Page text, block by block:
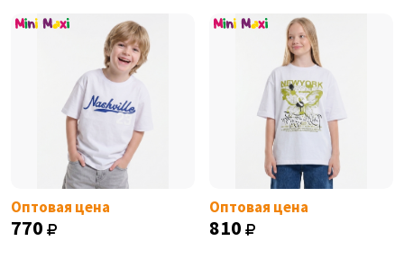
Оптовая цена
770
Оптовая цена
810